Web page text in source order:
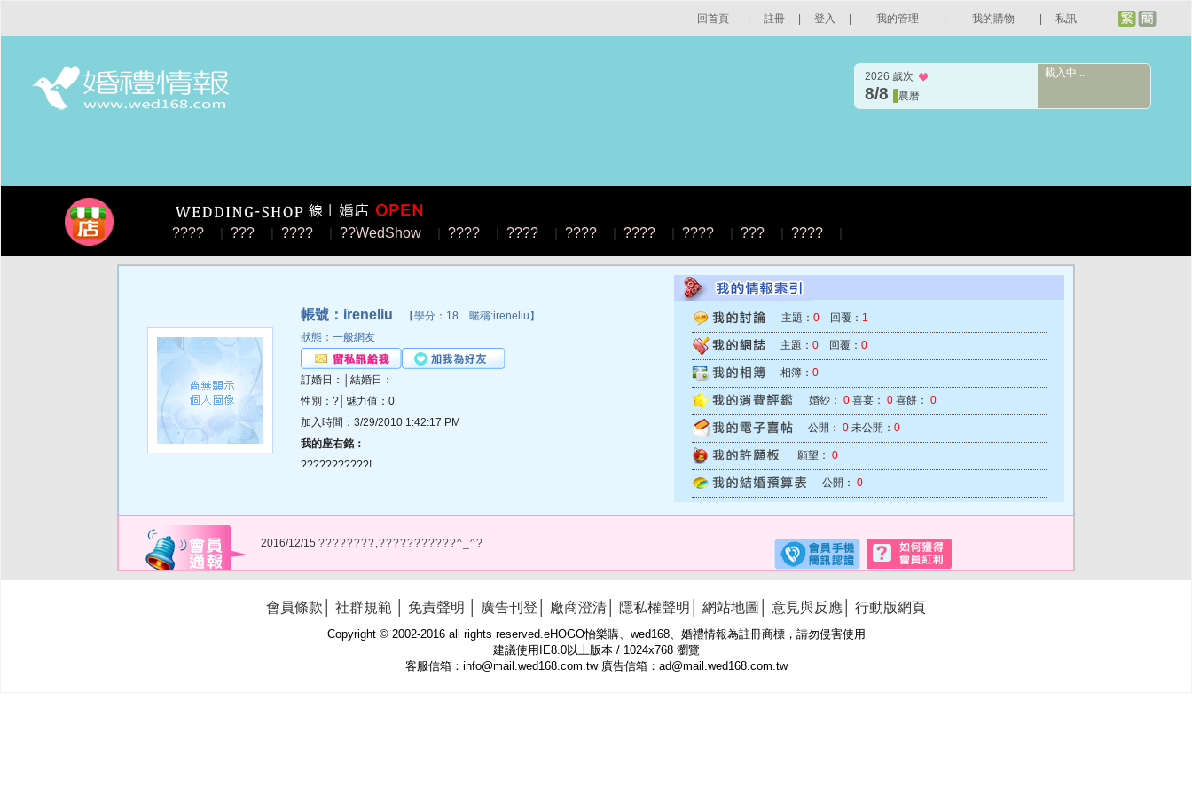
回首頁 註冊 登入 我的管理 我的購物 私訊
2026 歲次
8/8 農曆
載入中...
???? | ??? | ???? | ??WedShow | ???? | ???? | ???? | ???? | ???? | ??? | ???? |
帳號：ireneliu 【學分：18 暱稱:ireneliu】
狀態：一般網友
訂婚日：│結婚日：
性別：?│魅力值：0
加入時間：3/29/2010 1:42:17 PM
我的座右銘：
???????????!
主題： 0 回覆： 1
主題： 0 回覆： 0
相簿： 0
婚紗： 0 喜宴： 0 喜餅： 0
公開： 0 未公開： 0
願望： 0
公開： 0
2016/12/15 ????????,???????????^_^?
會員條款 社群規範 免責聲明 廣告刊登 廠商澄清 隱私權聲明 網站地圖 意見與反應 行動版網頁
Copyright © 2002-2016 all rights reserved.eHOGO怡樂購、wed168、婚禮情報為註冊商標，請勿侵害使用
建議使用IE8.0以上版本 / 1024x768 瀏覽
客服信箱：info@mail.wed168.com.tw 廣告信箱：ad@mail.wed168.com.tw